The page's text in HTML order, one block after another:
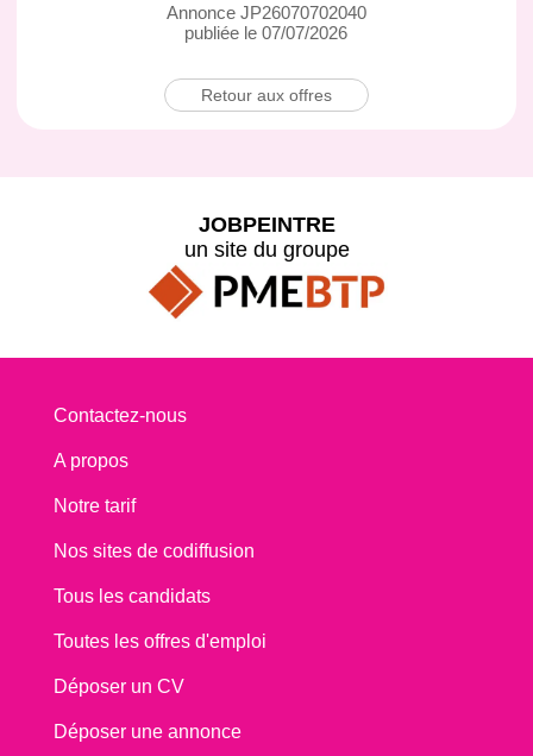
Annonce JP26070702040
publiée le 07/07/2026
Retour aux offres
JOBPEINTRE
un site du groupe
Contactez-nous
A propos
Notre tarif
Nos sites de codiffusion
Tous les candidats
Toutes les offres d'emploi
Déposer un CV
Déposer une annonce